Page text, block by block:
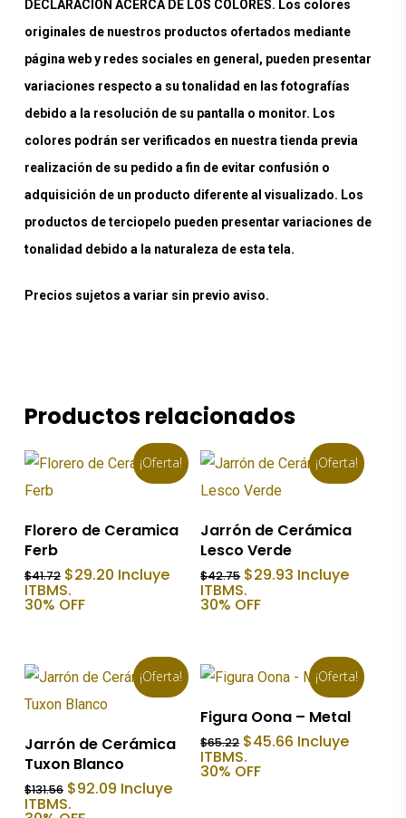
DECLARACIÓN ACERCA DE LOS COLORES. Los colores
originales de nuestros productos ofertados mediante
página web y redes sociales en general, pueden presentar
variaciones respecto a su tonalidad en las fotografías
debido a la resolución de su pantalla o monitor. Los
colores podrán ser verificados en nuestra tienda previa
realización de su pedido a fin de evitar confusión o
adquisición de un producto diferente al visualizado. Los
productos de terciopelo pueden presentar variaciones de
tonalidad debido a la naturaleza de esta tela.
Precios sujetos a variar sin previo aviso.
Productos relacionados
¡Oferta!
Añadir Al Carrito
Florero de Ceramica
Ferb
$41.72 El
precio
original
$29.20El
precio
Incluye
ITBMS.
30% OFF
¡Oferta!
Añadir Al Carrito
Jarrón de Cerámica
Lesco Verde
$42.75 El
precio
original
$29.93 El
precio
Incluye
ITBMS.
30% OFF
¡Oferta!
Añadir Al Carrito
Jarrón de Cerámica
Tuxon Blanco
$131.56 El
precio
$92.09El
precio
Incluye
ITBMS.
¡Oferta!
Añadir Al Carrito
Figura Oona – Metal
$65.22 El
precio
original
$45.66 El
precio
Incluye
ITBMS.
30% OFF